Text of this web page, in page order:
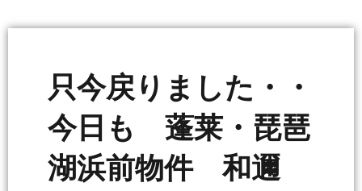
只今戻りました・・
今日も 蓬莱・琵琶
湖浜前物件 和邇